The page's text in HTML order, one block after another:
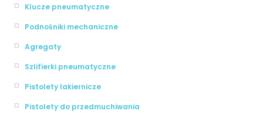
Klucze pneumatyczne
Podnośniki mechaniczne
Agregaty
Szlifierki pneumatyczne
Pistolety lakiernicze
Pistolety do przedmuchiwania